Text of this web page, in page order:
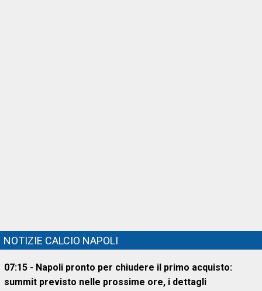
NOTIZIE CALCIO NAPOLI
07:15 - Napoli pronto per chiudere il primo acquisto:
summit previsto nelle prossime ore, i dettagli